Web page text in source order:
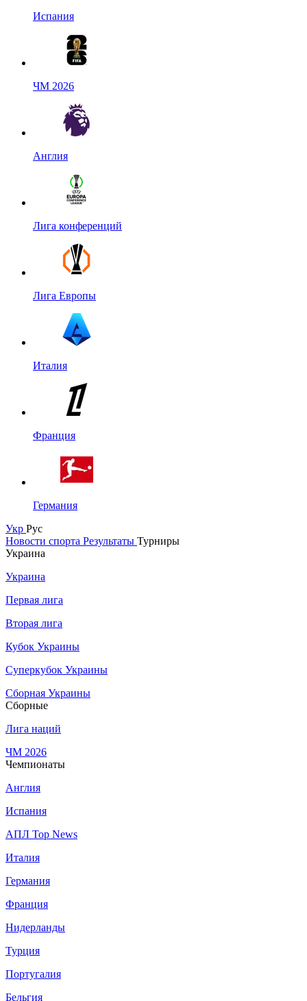
Испания
ЧМ 2026
Англия
Лига конференций
Лига Европы
Италия
Франция
Германия
Укр Рус
Новости спорта Результаты Турниры
Украина
Украина
Первая лига
Вторая лига
Кубок Украины
Суперкубок Украины
Сборная Украины
Сборные
Лига наций
ЧМ 2026
Чемпионаты
Англия
Испания
АПЛ Top News
Италия
Германия
Франция
Нидерланды
Турция
Португалия
Бельгия